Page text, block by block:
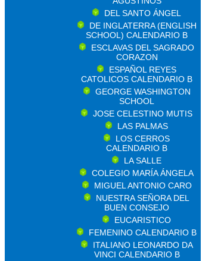
DEL SANTO ÁNGEL
DE INGLATERRA (ENGLISH
SCHOOL) CALENDARIO B
ESCLAVAS DEL SAGRADO
CORAZON
ESPAÑOL REYES
CATOLICOS CALENDARIO B
GEORGE WASHINGTON
SCHOOL
JOSE CELESTINO MUTIS
LAS PALMAS
LOS CERROS
CALENDARIO B
LA SALLE
COLEGIO MARÍA ÁNGELA
MIGUEL ANTONIO CARO
NUESTRA SEÑORA DEL
BUEN CONSEJO
EUCARISTICO
FEMENINO CALENDARIO B
ITALIANO LEONARDO DA
VINCI CALENDARIO B